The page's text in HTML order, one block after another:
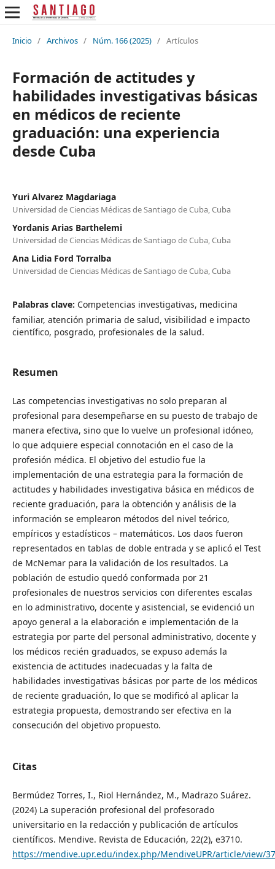
Inicio / Archivos / Núm. 166 (2025) / Artículos
Formación de actitudes y
habilidades investigativas básicas
en médicos de reciente
graduación: una experiencia
desde Cuba
Yuri Alvarez Magdariaga
Universidad de Ciencias Médicas de Santiago de Cuba, Cuba
Yordanis Arias Barthelemi
Universidad de Ciencias Médicas de Santiago de Cuba, Cuba
Ana Lidia Ford Torralba
Universidad de Ciencias Médicas de Santiago de Cuba, Cuba
Palabras clave: Competencias investigativas, medicina
familiar, atención primaria de salud, visibilidad e impacto
científico, posgrado, profesionales de la salud.
Resumen
Las competencias investigativas no solo preparan al
profesional para desempeñarse en su puesto de trabajo de
manera efectiva, sino que lo vuelve un profesional idóneo,
lo que adquiere especial connotación en el caso de la
profesión médica. El objetivo del estudio fue la
implementación de una estrategia para la formación de
actitudes y habilidades investigativa básica en médicos de
reciente graduación, para la obtención y análisis de la
información se emplearon métodos del nivel teórico,
empíricos y estadísticos – matemáticos. Los daos fueron
representados en tablas de doble entrada y se aplicó el Test
de McNemar para la validación de los resultados. La
población de estudio quedó conformada por 21
profesionales de nuestros servicios con diferentes escalas
en lo administrativo, docente y asistencial, se evidenció un
apoyo general a la elaboración e implementación de la
estrategia por parte del personal administrativo, docente y
los médicos recién graduados, se expuso además la
existencia de actitudes inadecuadas y la falta de
habilidades investigativas básicas por parte de los médicos
de reciente graduación, lo que se modificó al aplicar la
estrategia propuesta, demostrando ser efectiva en la
consecución del objetivo propuesto.
Citas
Bermúdez Torres, I., Riol Hernández, M., Madrazo Suárez.
(2024) La superación profesional del profesorado
universitario en la redacción y publicación de artículos
científicos. Mendive. Revista de Educación, 22(2), e3710.
https://mendive.upr.edu/index.php/MendiveUPR/article/view/